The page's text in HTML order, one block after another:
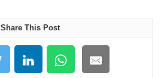
Share This Post